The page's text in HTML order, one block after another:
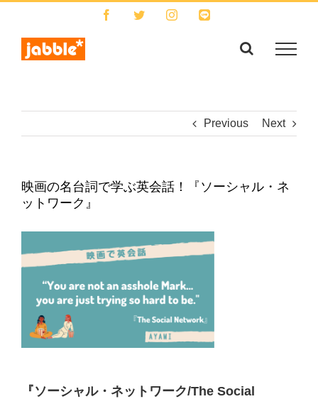
content
FacebookTwitterInstagram
LINE
Previous Next
映画の名台詞で学ぶ英会話！『ソーシャル・ネ
ットワーク』
『ソーシャル・ネットワーク/The Social